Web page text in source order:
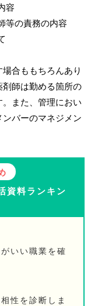
容
等の責務の内容
合ももちろんあり
師は勤める箇所の
また、管理におい
バーのマネジメン
資料ランキン
いい職業を確
性を診断しま